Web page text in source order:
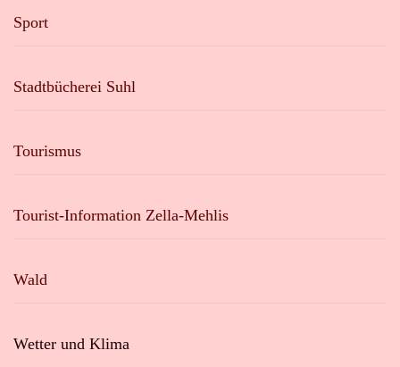
Sport
Stadtbücherei Suhl
Tourismus
Tourist-Information Zella-Mehlis
Wald
Wetter und Klima